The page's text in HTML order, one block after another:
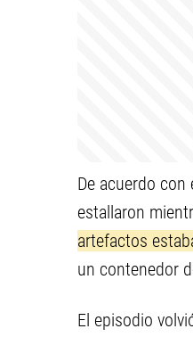
De acuerdo con
estallaron
artefactos
un contenedor
El episodio